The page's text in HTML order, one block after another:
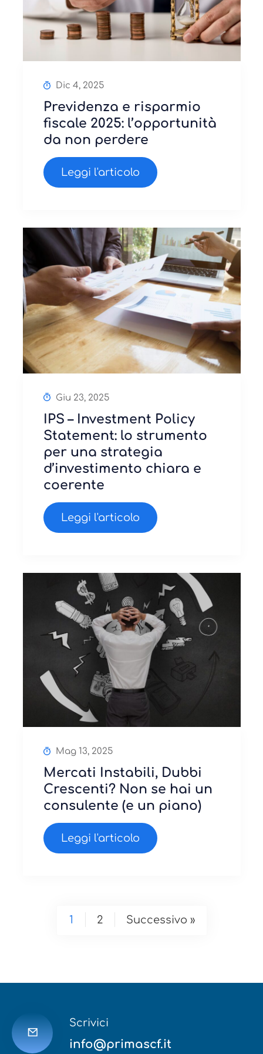
Dic 4, 2025
Previdenza e risparmio
fiscale 2025: l’opportunità
da non perdere
Leggi l'articolo
Giu 23, 2025
IPS – Investment Policy
Statement: lo strumento
per una strategia
d’investimento chiara e
coerente
Leggi l'articolo
Mag 13, 2025
Mercati Instabili, Dubbi
Crescenti? Non se hai un
consulente (e un piano)
Leggi l'articolo
1 2 Successivo »
Scrivici
info@primascf.it